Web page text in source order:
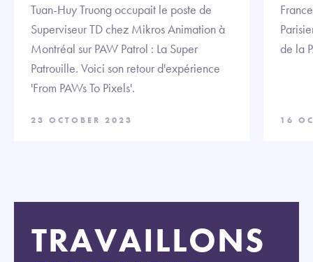
Tuan-Huy Truong occupait le poste de
Superviseur TD chez Mikros Animation à
Montréal sur PAW Patrol : La Super
Patrouille. Voici son retour d'expérience
'From PAWs To Pixels'.
23 OCTOBER 2023
de la
16
TRAVAILLONS